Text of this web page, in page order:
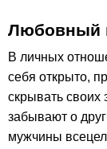
Любовный
В личных
себя открыто,
скрывать своих
забывают о
мужчины